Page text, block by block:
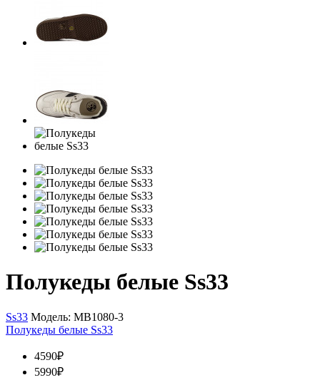
Полукеды белые Ss33
Ss33 Модель: MB1080-3
Полукеды белые Ss33
4590₽
5990₽